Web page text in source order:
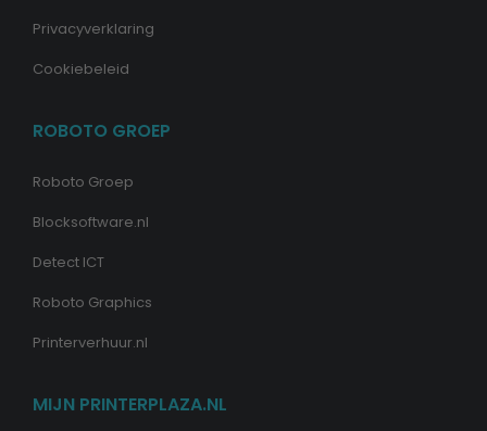
Privacyverklaring
Cookiebeleid
ROBOTO GROEP
Roboto Groep
Blocksoftware.nl
Detect ICT
Roboto Graphics
Printerverhuur.nl
MIJN PRINTERPLAZA.NL